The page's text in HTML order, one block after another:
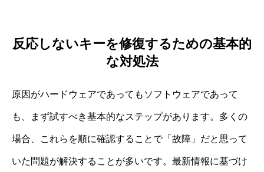
反応しないキーを修復するための基本的
な対処法
原因がハードウェアであってもソフトウェアであって
も、まず試すべき基本的なステップがあります。多くの
場合、これらを順に確認することで「故障」だと思って
いた問題が解決することが多いです。最新情報に基づけ